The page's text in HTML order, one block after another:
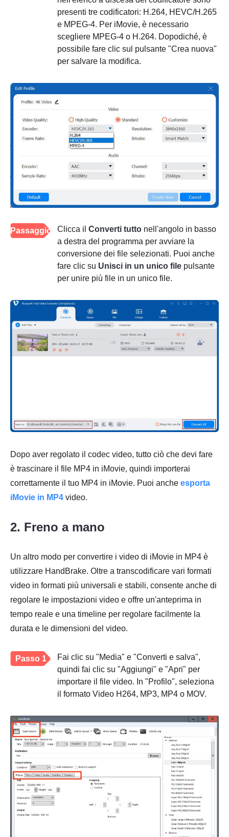
presenti tre codificatori: H.264, HEVC/H.265
e MPEG-4. Per iMovie, è necessario
scegliere MPEG-4 o H.264. Dopodiché, è
possibile fare clic sul pulsante "Crea nuova"
per salvare la modifica.
Passaggio
Clicca il Converti tutto nell'angolo in basso
a destra del programma per avviare la
conversione dei file selezionati. Puoi anche
fare clic su Unisci in un unico file pulsante
per unire più file in un unico file.
Dopo aver regolato il codec video, tutto ciò che devi fare
è trascinare il file MP4 in iMovie, quindi importerai
correttamente il tuo MP4 in iMovie. Puoi anche esporta
iMovie in MP4 video.
2. Freno a mano
Un altro modo per convertire i video di iMovie in MP4 è
utilizzare HandBrake. Oltre a transcodificare vari formati
video in formati più universali e stabili, consente anche di
regolare le impostazioni video e offre un'anteprima in
tempo reale e una timeline per regolare facilmente la
durata e le dimensioni del video.
Passo 1
Fai clic su "Media" e "Converti e salva",
quindi fai clic su "Aggiungi" e "Apri" per
importare il file video. In "Profilo", seleziona
il formato Video H264, MP3, MP4 o MOV.